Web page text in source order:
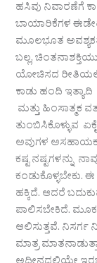
ಹಸಿವು ನಿವಾರಣೆಗೆ
ಬಾಯಾರಿಕೆಗಳ
ಮೂಲಭೂತ
ಬಲ್ಲ,
ಯೋಚಿಸದ ರೀತಿಯಲ್ಲಿ
ಕಾಡು ಹಂದಿ
ಮತ್ತು ಹಿಂಸಾತ್ಮಕ
ತುಂಬಿಸಿಕೊಳ್ಳುವ
ಅವುಗಳ
ಕಷ್ಟ ನಷ್ಟಗಳನ್ನು
ಕಂಡುಕೊಳ್ಳಬೇಕು.
ಹಕ್ಕಿದೆ. ಆದರೆ
ಪಾಲಿಸಬೇಕಿದೆ.
ಆಲಿಸುತ್ತವೆ. ನಿಸರ್ಗ
ಮಾತ್ರ